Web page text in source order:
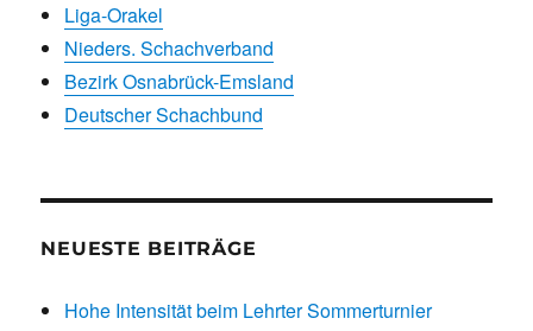
Liga-Orakel
Nieders. Schachverband
Bezirk Osnabrück-Emsland
Deutscher Schachbund
NEUESTE BEITRÄGE
Hohe Intensität beim Lehrter Sommerturnier